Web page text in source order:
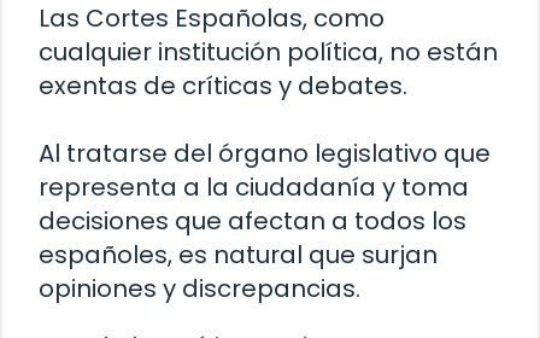
Las Cortes Españolas, como
cualquier institución política, no están
exentas de críticas y debates.
Al tratarse del órgano legislativo que
representa a la ciudadanía y toma
decisiones que afectan a todos los
españoles, es natural que surjan
opiniones y discrepancias.